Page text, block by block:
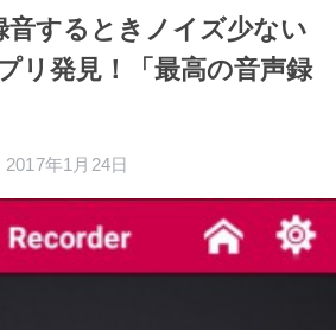
音するときノイズ少ない
リ発見！「最高の音声録
2017年1月24日